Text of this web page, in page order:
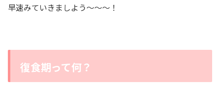
早速みていきましよう〜〜〜！
復食期って何？